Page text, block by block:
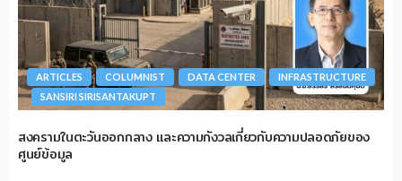
ARTICLES COLUMNIST DATA CENTER
INFRASTRUCTURE
SANSIRI SIRISANTAKUPT
สงครามในตะวันออกกลาง และความกังวลเกี่ยวกับความปลอดภัยของ
ศูนย์ข้อมูล